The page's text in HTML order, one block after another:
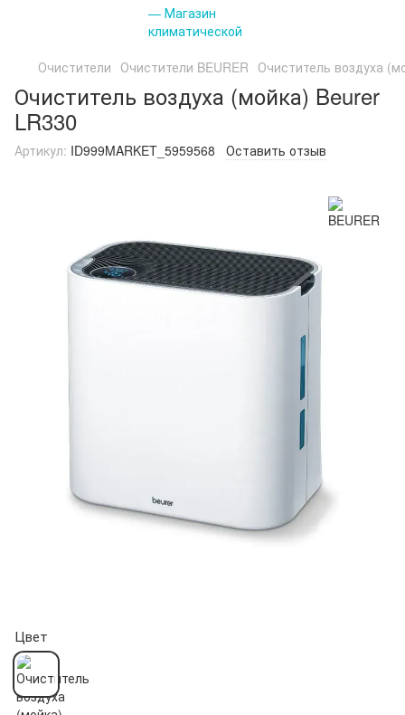
Очистители Очистители BEURER Очиститель воздуха
Очиститель воздуха (мойка) Beurer
LR330
Артикул: ID999MARKET_5959568 Оставить отзыв
Цвет